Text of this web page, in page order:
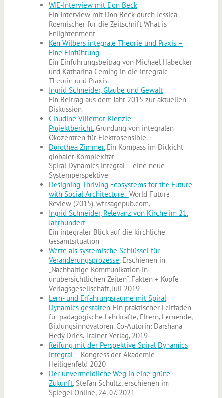
WIE-Interview mit Don Beck
Ein Interview mit Don Beck durch Jessica
Roemischer für die Zeitschrift What is
Enlightenment
Ken Wilbers integrale Theorie und Praxis –
Eine Einführung
Ein Einführungsbeitrag von Michael Habecker
und Katharina Ceming in die integrale
Theorie und Praxis.
Ingrid Schneider, Glaube und Gewalt
Ein Beitrag aus dem Jahr 2015 zur aktuellen
Diskussion
Claudine Villemot-Kienzle –
Projektbericht.Gründung von integralen
Ökozentren für Elektrosensible.
Dorothea Zimmer.Ein Kompass im Dickicht
globaler Komplexität –
Spiral Dynamics integral – eine neue
Systemperspektive
Designing Thriving Ecosystems for the Future
with Social Architecture. World Future
Review (2015). wfr.sagepub.com.
Ingrid Schneider, Relevanz von Kirche im 21.
Jahrhundert
Ein integraler Blick auf die kirchliche
Gesamtsituation
Werte als systemische Schlüssel für
Veränderungsprozesse.Erschienen in
„Nachhaltige Kommunikation in
unübersichtlichen Zeiten“. Fakten + Köpfe
Verlagsgesellschaft, Juli 2019
Lern- und Erfahrungsräume mit Spiral
Dynamics gestalten.Ein praktischer Leitfaden
für pädagogische Lehrkräfte, Eltern, Lernende,
Bildungsinnovatoren. Co-Autorin: Darshana
Hedy Dries. Trainer Verlag, 2019
Reifung mit der Perspektive Spiral Dynamics
integral – Kongress der Akademie
Heiligenfeld 2020
Der unvermeidliche Weg in eine grüne
Zukunft. Stefan Schultz, erschienen im
Spiegel Online, 24. 07. 2021